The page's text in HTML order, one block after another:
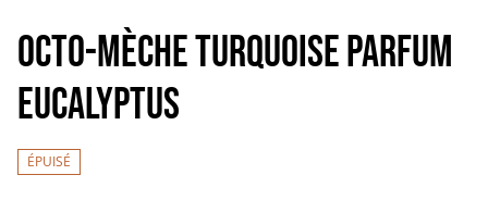
OCTO-MÈCHE TURQUOISE Parfum
EUCALYPTUS
ÉPUISÉ